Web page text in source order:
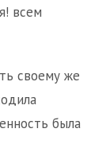
всем
своему же
была